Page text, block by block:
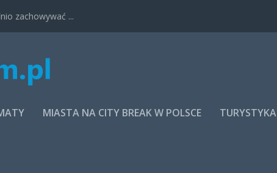
zachowywać ...
MIASTA NA CITY BREAK W POLSCE TURYSTYKA